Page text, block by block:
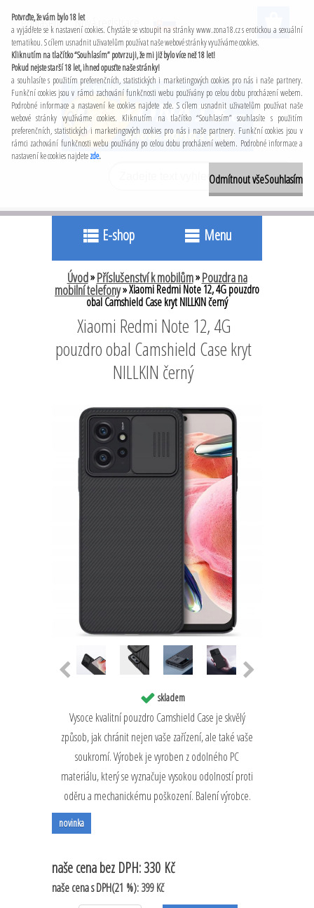
Potvrďte, že vám bylo 18 let
a vyjádřete se k nastavení cookies. Chystáte se vstoupit na stránky www.zona18.cz s erotickou a sexuální
tematikou. S cílem usnadnit uživatelům používat naše webové stránky využíváme cookies.
Kliknutím na tlačítko “Souhlasím” potvrzuji, že mi již bylo více než 18 let!
Pokud nejste starší 18 let, ihned opusťte naše stránky!
a souhlasíte s použitím preferenčních, statistických i marketingových cookies pro nás i naše partnery.
Funkční cookies jsou v rámci zachování funkčnosti webu používány po celou dobu procházení webem.
Podrobné informace a nastavení ke cookies najdete zde. S cílem usnadnit uživatelům používat naše
webové stránky využíváme cookies. Kliknutím na tlačítko “Souhlasím” souhlasíte s použitím
preferenčních, statistických i marketingových cookies pro nás i naše partnery. Funkční cookies jsou v
rámci zachování funkčnosti webu používány po celou dobu procházení webem. Podrobné informace a
nastavení ke cookies najdetezde.
Odmítnout všeSouhlasím
Přihlášení Nová registrace
E-shop Menu
Úvod» Příslušenství k mobilům» Pouzdra na
mobilní telefony»Xiaomi Redmi Note 12, 4G pouzdro
obal Camshield Case kryt NILLKIN černý
Xiaomi Redmi Note 12, 4G
pouzdro obal Camshield Case kryt
NILLKIN černý
skladem
Vysoce kvalitní pouzdro Camshield Case je skvělý
způsob, jak chránit nejen vaše zařízení, ale také vaše
soukromí. Výrobek je vyroben z odolného PC
materiálu, který se vyznačuje vysokou odolností proti
oděru a mechanickému poškození. Balení výrobce.
novinka
naše cenabez DPH:330 Kč
naše cenas DPH(21 %):399 Kč